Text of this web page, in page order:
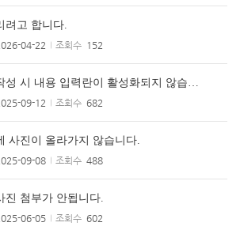
려고 합니다.
04-22 조회수 152
활동후기 작성 시 내용 입력란이 활성화되지 않습니다.
09-12 조회수 682
사진이 올라가지 않습니다.
09-08 조회수 488
진 첨부가 안됩니다.
06-05 조회수 602